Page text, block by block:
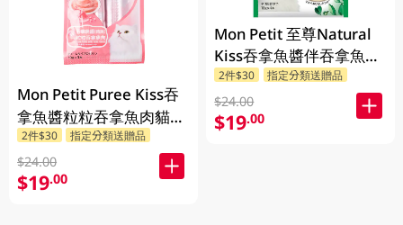
Mon Petit Puree Kiss吞
拿魚醬粒粒吞拿魚肉貓小
食 40GM
2件$30 指定分類送贈品
$24.00
$19.00
Mon Petit 至尊Natural
Kiss吞拿魚醬伴吞拿魚肉
粒貓糧 40GM
2件$30 指定分類送贈品
$24.00
$19.00